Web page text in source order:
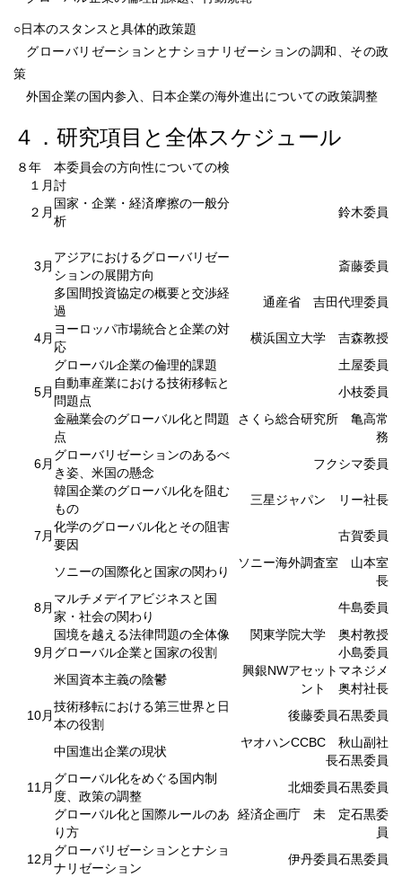
○日本のスタンスと具体的政策題
グローバリゼーションとナショナリゼーションの調和、その政
策
外国企業の国内参入、日本企業の海外進出についての政策調整
４．研究項目と全体スケジュール
８年
１月
本委員会の方向性についての検
討
２月
国家・企業・経済摩擦の一般分
析
鈴木委員
3月
アジアにおけるグローバリゼー
ションの展開方向
斎藤委員
多国間投資協定の概要と交渉経
過
通産省 吉田代理委員
4月
ヨーロッパ市場統合と企業の対
応
横浜国立大学 吉森教授
グローバル企業の倫理的課題
土屋委員
5月
自動車産業における技術移転と
問題点
小枝委員
金融業会のグローバル化と問題
点
さくら総合研究所 亀高常
務
6月
グローバリゼーションのあるべ
き姿、米国の懸念
フクシマ委員
韓国企業のグローバル化を阻む
もの
三星ジャパン リー社長
7月
化学のグローバル化とその阻害
要因
古賀委員
ソニーの国際化と国家の関わり
ソニー海外調査室 山本室
長
8月
マルチメデイアビジネスと国
家・社会の関わり
牛島委員
国境を越える法律問題の全体像
関東学院大学 奥村教授
9月 グローバル企業と国家の役割
小島委員
米国資本主義の陰鬱
興銀NWアセットマネジメ
ント 奥村社長
10月
技術移転における第三世界と日
本の役割
後藤委員石黒委員
中国進出企業の現状
ヤオハンCCBC 秋山副社
長石黒委員
11月
グローバル化をめぐる国内制
度、政策の調整
北畑委員石黒委員
グローバル化と国際ルールのあ
り方
経済企画庁 未 定石黒委
員
12月
グローバリゼーションとナショ
ナリゼーション
伊丹委員石黒委員